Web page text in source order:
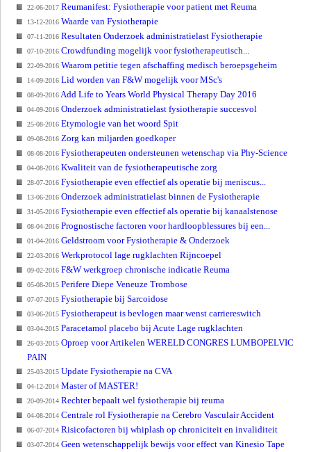
22-06-2017 Reumanifest: Fysiotherapie voor patient met Reuma
13-12-2016 Waarde van Fysiotherapie
07-11-2016 Resultaten Onderzoek administratielast Fysiotherapie
07-10-2016 Crowdfunding mogelijk voor fysiotherapeutisch...
22-09-2016 Waarom petitie tegen afschaffing medisch beroepsgeheim
14-09-2016 Lid worden van F&W mogelijk voor MSc's
08-09-2016 Add Life to Years World Physical Therapy Day 2016
04-09-2016 Onderzoek administratielast fysiotherapie succesvol
25-08-2016 Etymologie van het woord Spit
09-08-2016 Zorg kan miljarden goedkoper
08-08-2016 Fysiotherapeuten ondersteunen wetenschap via Phy-Science
04-08-2016 Kwaliteit van de fysiotherapeutische zorg
28-07-2016 Fysiotherapie even effectief als operatie bij meniscus...
13-06-2016 Onderzoek administratielast binnen de Fysiotherapie
31-05-2016 Fysiotherapie even effectief als operatie bij kanaalstenose
08-04-2016 Prognostische factoren voor hardloopblessures bij een...
01-04-2016 Geldstroom voor Fysiotherapie & Onderzoek
22-03-2016 Werkprotocol lage rugklachten Rijncoepel
09-02-2016 F&W werkgroep chronische indicatie Reuma
05-08-2015 Perifere Diepe Veneuze Trombose
07-07-2015 Fysiotherapie bij Sarcoidose
03-06-2015 Fysiotherapeut is bevlogen maar wenst carriereswitch
03-04-2015 Paracetamol placebo bij Acute Lage rugklachten
26-03-2015 Oproep voor Artikelen WERELD CONGRES LUMBOPELVIC
PAIN
25-03-2015 Update Fysiotherapie na CVA
04-12-2014 Master of MASTER!
20-09-2014 Rechter bepaalt wel fysiotherapie bij reuma
04-08-2014 Centrale rol Fysiotherapie na Cerebro Vasculair Accident
06-07-2014 Risicofactoren bij whiplash op chroniciteit en invaliditeit
03-07-2014 Geen wetenschappelijk bewijs voor effect van Kinesio Tape